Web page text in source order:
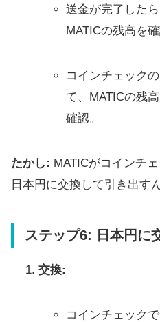
送金が完了した
MATICの残高を確
コインチェック
て、MATICの残
確認。
たかし: MATICがコインチ
日本円に交換して引き出す
ステップ6: 日本円に
交換:
コインチェック